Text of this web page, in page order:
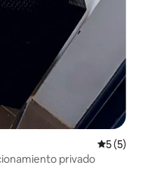
5 (5)
privado